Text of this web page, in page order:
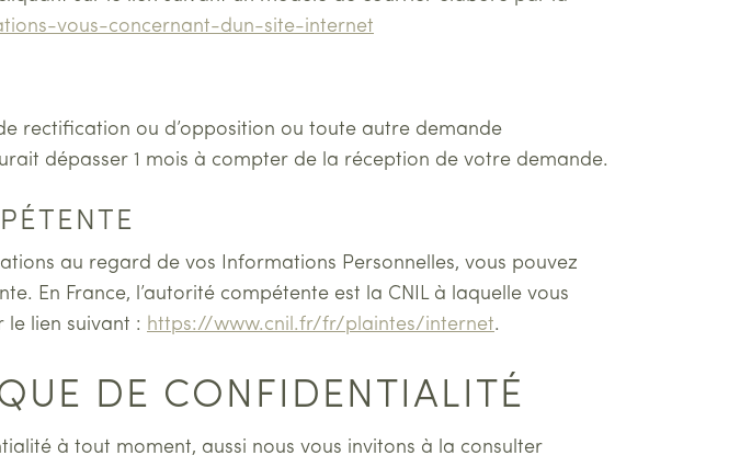
vous-concernant-dun-site-internet
rectification ou d’opposition ou toute autre demande
dépasser 1 mois à compter de la réception de votre demande.
au regard de vos Informations Personnelles, vous pouvez
En France, l’autorité compétente est la CNIL à laquelle vous
lien suivant : https://www.cnil.fr/fr/plaintes/internet.
DE CONFIDENTIALITÉ
à tout moment, aussi nous vous invitons à la consulter